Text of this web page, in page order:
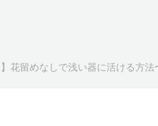
留めなしで浅い器に活ける方法〜ベラン